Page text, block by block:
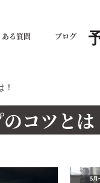
ある質問 ブログ
コツとは